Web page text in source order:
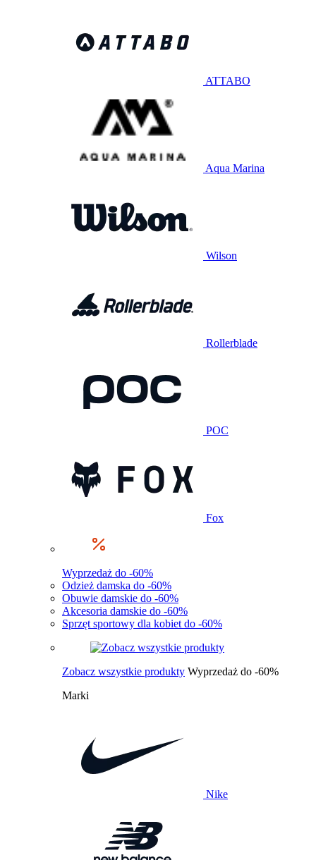
ATTABO
Aqua Marina
Wilson
Rollerblade
POC
Fox
Wyprzedaż do -60%
Odzież damska do -60%
Obuwie damskie do -60%
Akcesoria damskie do -60%
Sprzęt sportowy dla kobiet do -60%
Zobacz wszystkie produkty Wyprzedaż do -60%
Marki
Nike